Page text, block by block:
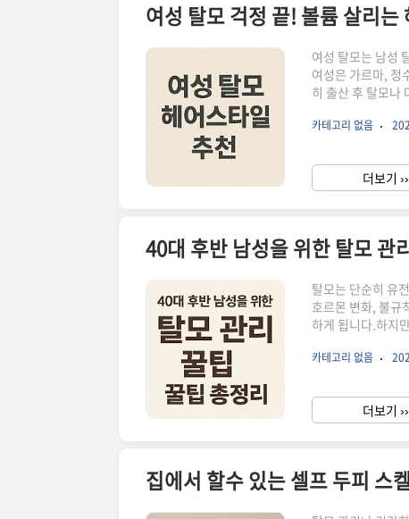
여성 탈모 걱정 끝! 볼륨 살리는
여성 탈모는 남성
여성은 가르마, 정
히 출산 후 탈모나
일 변화입니다.머
일 팁을 알려드릴
어드 컷은 머리에
카테고리 없음
더보기 ››
40대 후반 남성을 위한 탈모 관
탈모는 단순히 유
호르몬 변화, 불규
하게 됩니다.하지
는 누구나 당장 실
모 샴푸를 사용하
으로 부드럽게 마
카테고리 없음
더보기 ››
집에서 할수 있는 셀프 두피 스